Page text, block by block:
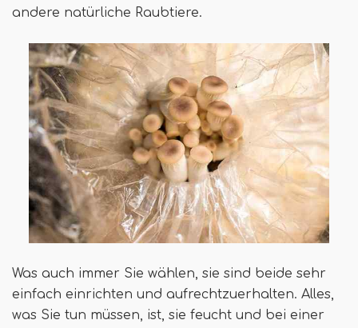
andere natürliche Raubtiere.
Was auch immer Sie wählen, sie sind beide sehr
einfach einrichten und aufrechtzuerhalten. Alles,
was Sie tun müssen, ist, sie feucht und bei einer